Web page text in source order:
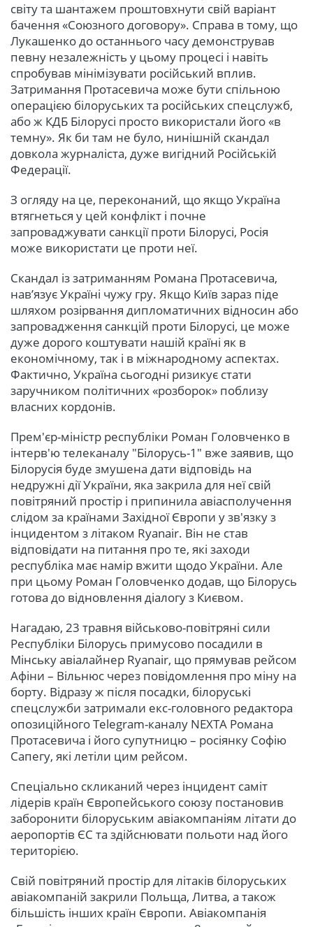
світу та шантажем проштовхнути свій варіант
бачення «Союзного договору». Справа в тому, що
Лукашенко до останнього часу демонстрував
певну незалежність у цьому процесі і навіть
спробував мінімізувати російський вплив.
Затримання Протасевича може бути спільною
операцією білоруських та російських спецслужб,
або ж КДБ Білорусі просто використали його «в
темну». Як би там не було, нинішній скандал
довкола журналіста, дуже вигідний Російській
Федерації.
З огляду на це, переконаний, що якщо Україна
втягнеться у цей конфлікт і почне
запроваджувати санкції проти Білорусі, Росія
може використати це проти неї.
Скандал із затриманням Романа Протасевича,
нав’язує Україні чужу гру. Якщо Київ зараз піде
шляхом розірвання дипломатичних відносин або
запровадження санкцій проти Білорусі, це може
дуже дорого коштувати нашій країні як в
економічному, так і в міжнародному аспектах.
Фактично, Україна сьогодні ризикує стати
заручником політичних «розборок» поблизу
власних кордонів.
Прем'єр-міністр республіки Роман Головченко в
інтерв'ю телеканалу "Білорусь-1" вже заявив, що
Білорусія буде змушена дати відповідь на
недружні дії України, яка закрила для неї свій
повітряний простір і припинила авіасполучення
слідом за країнами Західної Європи у зв'язку з
інцидентом з літаком Ryanair. Він не став
відповідати на питання про те, які заходи
республіка має намір вжити щодо України. Але
при цьому Роман Головченко додав, що Білорусь
готова до відновлення діалогу з Києвом.
Нагадаю, 23 травня військово-повітряні сили
Республіки Білорусь примусово посадили в
Мінську авіалайнер Ryanair, що прямував рейсом
Афіни – Вільнюс через повідомлення про міну на
борту. Відразу ж після посадки, білоруські
спецслужби затримали екс-головного редактора
опозиційного Telegram-каналу NEXTA Романа
Протасевича і його супутницю – росіянку Софію
Сапегу, які летіли цим рейсом.
Спеціально скликаний через інцидент саміт
лідерів країн Європейського союзу постановив
заборонити білоруським авіакомпаніям літати до
аеропортів ЄС та здійснювати польоти над його
територією.
Свій повітряний простір для літаків білоруських
авіакомпаній закрили Польща, Литва, а також
більшість інших країн Європи. Авіакомпанія